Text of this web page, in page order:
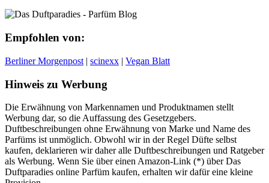
Empfohlen von:
Berliner Morgenpost | scinexx | Vegan Blatt
Hinweis zu Werbung
Die Erwähnung von Markennamen und Produktnamen stellt
Werbung dar, so die Auffassung des Gesetzgebers.
Duftbeschreibungen ohne Erwähnung von Marke und Name des
Parfüms ist unmöglich. Obwohl wir in der Regel Düfte selbst
kaufen, deklarieren wir daher alle Duftbeschreibungen und Ratgeber
als Werbung. Wenn Sie über einen Amazon-Link (*) über Das
Duftparadies online Parfüm kaufen, erhalten wir dafür eine kleine